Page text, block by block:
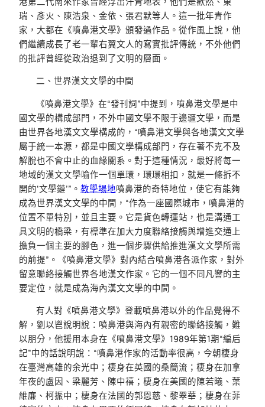
瑞、彥火、陳浩泉、金依、張君默等人。這一批年青作
家，大都在《噴鼻港文學》頒發過作品。從作風上說，他
們繼續成長了老一輩右翼文人的寫實批評傳統，不外他們
的批評曾經從政治退到了文明的層面。
二、世界漢文文學的中間
《噴鼻港文學》在“發刊詞”中提到，噴鼻港文學是中
國文學的構成部門，不外中國文學不限于邊疆文學，而是
由世界各地漢文文學構成的，“噴鼻港文學與各地漢文文學
屬于統一本源，都是中國文學構成部門，存在著不克不及
解脫也不會中止的血緣關系。對于這種情況，最好將每一
地域的漢文文學喻作一個單環，環環相扣，就是一條拆不
開的‘文學鏈’”。 教學場地噴鼻港的奇特地位，使它有能夠
成為世界漢文文學的中間，“作為一座國際城市，噴鼻港的
位置不單特別，並且主要。它是貨色轉運站，也是溝通工
具文明的橋梁，有標準在加大力度聯絡接觸與增進交通上
擔負一個主要的腳色，進一個步驟供給推進漢文文學所需
的前提”。《噴鼻港文學》對內結合噴鼻港各派作家，對外
留意聯絡接觸世界各地漢文作家。它的一個不同凡響的主
要定位，就是成為海內漢文文學的中間。
有人對《噴鼻港文學》登載噴鼻港以外的作品覺得不
解，劉以鬯說明說：噴鼻港與海內有親密的聯絡接觸，難
以朋分，他援用本身在《噴鼻港文學》1989年第1期“編后
記”中的話說明說：“噴鼻港作家的活動率很高，今朝棲身
在臺灣高雄的余光中；棲身在英國的桑簡流；棲身在加拿
年夜的盧因、梁麗芳、陳中禧；棲身在美國的陳若曦、葉
維廉、柯振中；棲身在法國的郭恩慈、黎翠華；棲身在菲